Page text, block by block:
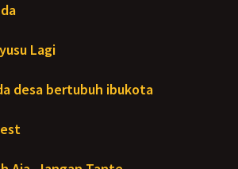
Lagi
desa bertubuh ibukota